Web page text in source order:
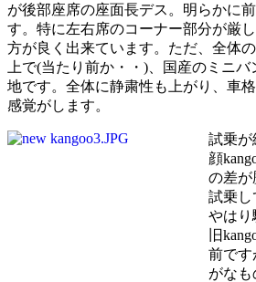
が後部座席の座面長デス。明らかに
す。特に左右席のコーナー部分が厳
方が良く出来ています。ただ、全体
上で(当たり前か・・)、国産のミニ
地です。全体に静粛性も上がり、車
感覚がします。
試乗が
顔
の差が
試乗し
やはり
旧
前です
がな